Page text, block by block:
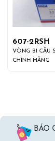
607-2RSH
VÒNG BI CẦU
CHÍNH HÃNG
BÁO